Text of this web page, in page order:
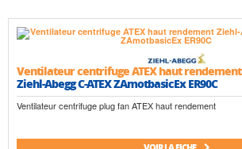
Ventilateur centrifuge ATEX haut rendement
Ziehl-Abegg C-ATEX ZAmotbasicEx ER90C
Ventilateur centrifuge plug fan ATEX haut rendement